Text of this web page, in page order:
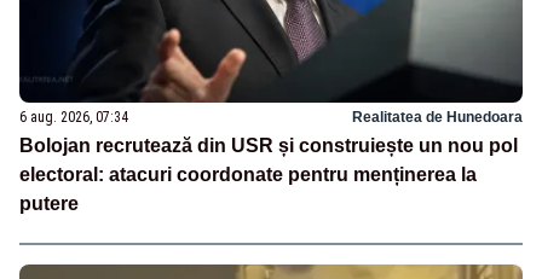
6 aug. 2026, 07:34 Realitatea de Hunedoara
Bolojan recrutează din USR și construiește un nou pol
electoral: atacuri coordonate pentru menținerea la
putere